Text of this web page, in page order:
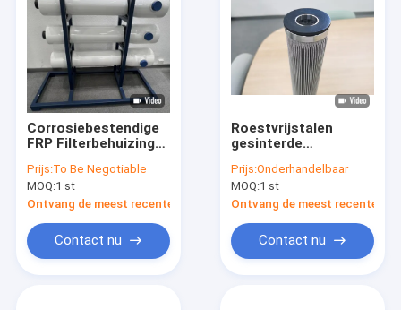
Corrosiebestendige
FRP Filterbehuizing
Hoge Doorstroming
voor
Zeewaterontzilting
en RO Voorfiltratie
Prijs:To Be Negotiable
MOQ:1 st
Ontvang de meest recente Prijs
Contact nu
Roestvrijstalen
gesinterde
met weerstand tegen
hoge temperaturen,
druk en corrosie
Prijs:Onderhandelbaar
MOQ:1 st
Ontvang de meest recente
Contact nu